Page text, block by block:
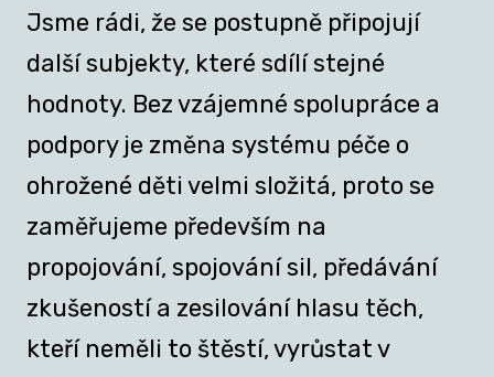
Jsme rádi, že se postupně připojují
další subjekty, které sdílí stejné
hodnoty. Bez vzájemné spolupráce a
podpory je změna systému péče o
ohrožené děti velmi složitá, proto se
zaměřujeme především na
propojování, spojování sil, předávání
zkušeností a zesilování hlasu těch,
kteří neměli to štěstí, vyrůstat v